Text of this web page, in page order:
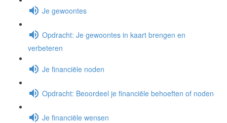
Je gewoontes
Opdracht: Je gewoontes in kaart brengen en
verbeteren
Je financiële noden
Opdracht: Beoordeel je financiële behoeften of noden
Je financiële wensen